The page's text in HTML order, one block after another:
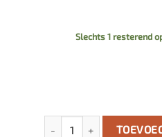
Slechts 1 resterend
EUGY 3D - Pachy aantal